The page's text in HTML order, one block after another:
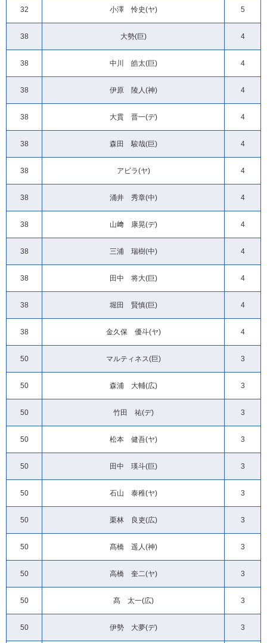
32 小澤 怜史(ヤ) 5
38 大勢(巨) 4
38 中川 皓太(巨) 4
38 伊原 陵人(神) 4
38 大貫 晋一(デ) 4
38 森田 駿哉(巨) 4
38 アビラ(ヤ) 4
38 涌井 秀章(中) 4
38 山﨑 康晃(デ) 4
38 三浦 瑞樹(中) 4
38 田中 将大(巨) 4
38 堀田 賢慎(巨) 4
38 金久保 優斗(ヤ) 4
50 マルティネス(巨) 3
50 森浦 大輔(広) 3
50 竹田 祐(デ) 3
50 松本 健吾(ヤ) 3
50 田中 瑛斗(巨) 3
50 石山 泰稚(ヤ) 3
50 栗林 良吏(広) 3
50 髙橋 遥人(神) 3
50 高橋 奎二(ヤ) 3
50 髙 太一(広) 3
50 伊勢 大夢(デ) 3